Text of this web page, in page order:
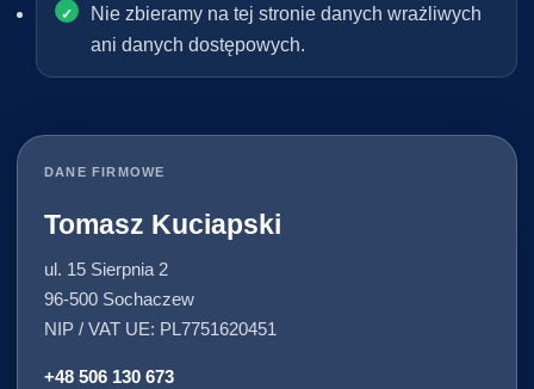
Nie zbieramy na tej stronie danych wrażliwych
ani danych dostępowych.
DANE FIRMOWE
Tomasz Kuciapski
ul. 15 Sierpnia 2
96-500 Sochaczew
NIP / VAT UE: PL7751620451
+48 506 130 673